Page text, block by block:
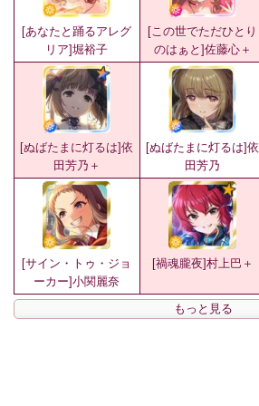
[あなたと踊るアレグ
リア]堀裕子
[この世でただひとり
のはぁと]佐藤心＋
[ぬばたまに灯るは]依
田芳乃＋
[ぬばたまに灯るは]依
田芳乃
[サイン・トゥ・ジョ
ーカー]小関麗奈
[禍魂朧夜]村上巴＋
もっと見る